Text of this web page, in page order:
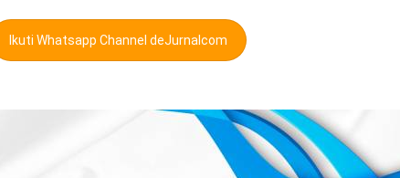
Ikuti Whatsapp Channel deJurnalcom